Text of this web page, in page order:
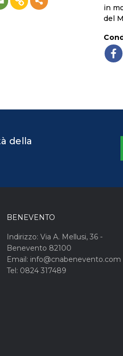
in
del
della
BENEVENTO
Indirizzo: Via A. Mellusi, 36 -
Benevento 82100
Email: info@cnabenevento.com
Tel: 0824 317489